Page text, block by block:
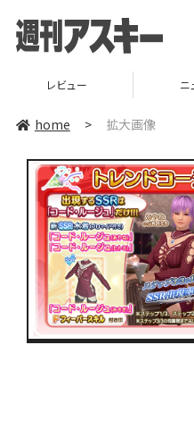
レビュー ニ
home > 拡大画像